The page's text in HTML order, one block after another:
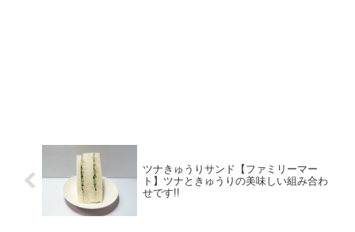
ツナきゅうりサンド【ファミリーマー
ト】ツナときゅうりの美味しい組み合わ
せです!!